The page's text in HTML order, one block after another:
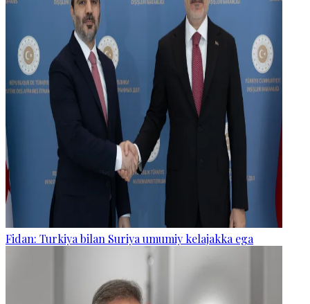
Fidan: Turkiya bilan Suriya umumiy kelajakka ega